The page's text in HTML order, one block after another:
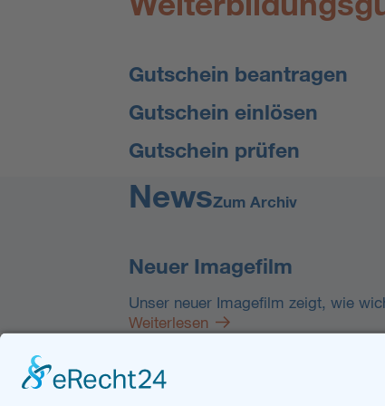
Gutschein beantragen
Gutschein einlösen
Gutschein prüfen
NewsZum Archiv
Neuer Imagefilm
Unser neuer Imagefilm zeigt, wie
Weiterlesen
Kontakt